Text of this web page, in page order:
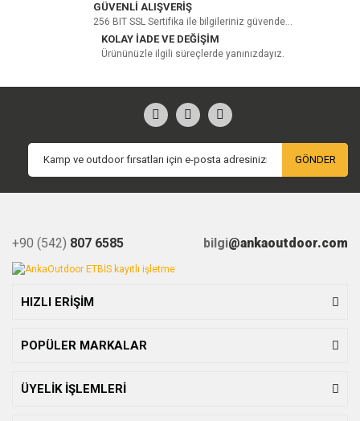
Yorum Yaz
GÜVENLİ ALIŞVERİŞ
256 BIT SSL Sertifika ile bilgileriniz güvende...
KOLAY İADE VE DEĞİŞİM
Ürününüzle ilgili süreçlerde yanınızdayız.
GÖNDER
+90 (542) 807 6585 bilgi@ankaoutdoor.com
HIZLI ERİŞİM
POPÜLER MARKALAR
ÜYELİK İŞLEMLERİ